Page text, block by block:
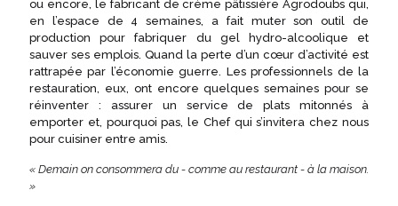
ou encore, le fabricant de crème pâtissière Agrodoubs qui,
en l’espace de 4 semaines, a fait muter son outil de
production pour fabriquer du gel hydro-alcoolique et
sauver ses emplois. Quand la perte d’un cœur d’activité est
rattrapée par l’économie guerre. Les professionnels de la
restauration, eux, ont encore quelques semaines pour se
réinventer : assurer un service de plats mitonnés à
emporter et, pourquoi pas, le Chef qui s’invitera chez nous
pour cuisiner entre amis.
« Demain on consommera du - comme au restaurant - à la maison.
»